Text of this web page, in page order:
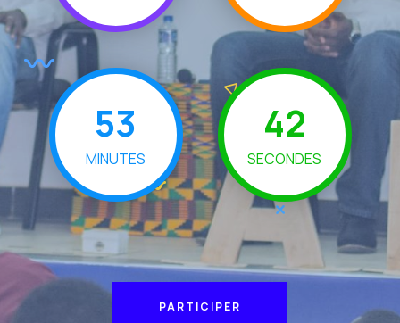
53
MINUTES
40
SECONDES
PARTICIPER